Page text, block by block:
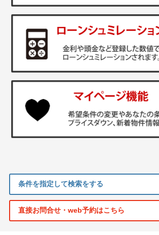
条件を指定して検索をする
直接お問合せ・web予約はこちら